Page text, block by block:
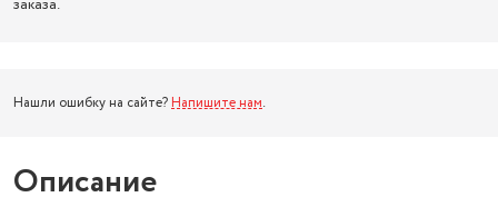
заказа.
Нашли ошибку на сайте? Напишите нам.
Описание